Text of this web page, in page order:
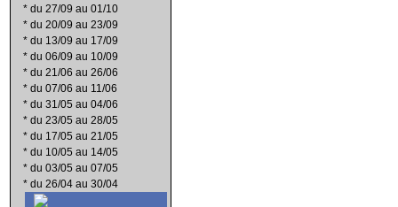
* du 27/09 au 01/10
* du 20/09 au 23/09
* du 13/09 au 17/09
* du 06/09 au 10/09
* du 21/06 au 26/06
* du 07/06 au 11/06
* du 31/05 au 04/06
* du 23/05 au 28/05
* du 17/05 au 21/05
* du 10/05 au 14/05
* du 03/05 au 07/05
* du 26/04 au 30/04